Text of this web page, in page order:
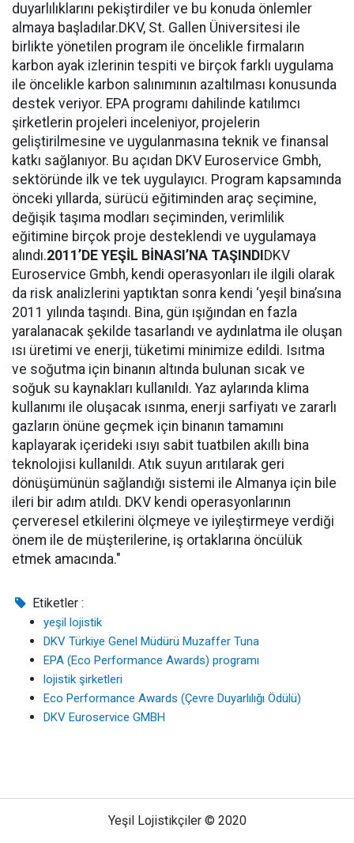
duyarlılıklarını pekiştirdiler ve bu konuda önlemler
almaya başladılar.DKV, St. Gallen Üniversitesi ile
birlikte yönetilen program ile öncelikle firmaların
karbon ayak izlerinin tespiti ve birçok farklı uygulama
ile öncelikle karbon salınımının azaltılması konusunda
destek veriyor. EPA programı dahilinde katılımcı
şirketlerin projeleri inceleniyor, projelerin
geliştirilmesine ve uygulanmasına teknik ve finansal
katkı sağlanıyor. Bu açıdan DKV Euroservice Gmbh,
sektöründe ilk ve tek uygulayıcı. Program kapsamında
önceki yıllarda, sürücü eğitiminden araç seçimine,
değişik taşıma modları seçiminden, verimlilik
eğitimine birçok proje desteklendi ve uygulamaya
alındı.2011’DE YEŞİL BİNASI’NA TAŞINDI DKV
Euroservice Gmbh, kendi operasyonları ile ilgili olarak
da risk analizlerini yaptıktan sonra kendi ‘yeşil bina’sına
2011 yılında taşındı. Bina, gün ışığından en fazla
yaralanacak şekilde tasarlandı ve aydınlatma ile oluşan
ısı üretimi ve enerji, tüketimi minimize edildi. Isıtma
ve soğutma için binanın altında bulunan sıcak ve
soğuk su kaynakları kullanıldı. Yaz aylarında klima
kullanımı ile oluşacak ısınma, enerji sarfiyatı ve zararlı
gazların önüne geçmek için binanın tamamını
kaplayarak içerideki ısıyı sabit tuatbilen akıllı bina
teknolojisi kullanıldı. Atık suyun arıtılarak geri
dönüşümünün sağlandığı sistemi ile Almanya için bile
ileri bir adım atıldı. DKV kendi operasyonlarının
çerveresel etkilerini ölçmeye ve iyileştirmeye verdiği
önem ile de müşterilerine, iş ortaklarına öncülük
etmek amacında."
Etiketler :
yeşil lojistik
DKV Türkiye Genel Müdürü Muzaffer Tuna
EPA (Eco Performance Awards) programı
lojistik şirketleri
Eco Performance Awards (Çevre Duyarlılığı Ödülü)
DKV Euroservice GMBH
Yeşil Lojistikçiler © 2020